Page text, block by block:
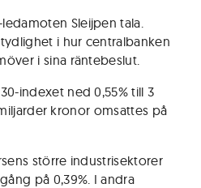
Sleijpen tala.
i hur centralbanken
i sina räntebeslut.
indexet ned 0,55% till 3
kronor omsattes på
större industrisektorer
på 0,39%. I andra